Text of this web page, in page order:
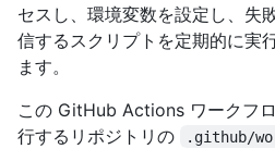
セスし、環境変数を設定し、失
信するスクリプトを定期的に実
ます。
この GitHub Actions ワークフ
行するリポジトリの
.github/